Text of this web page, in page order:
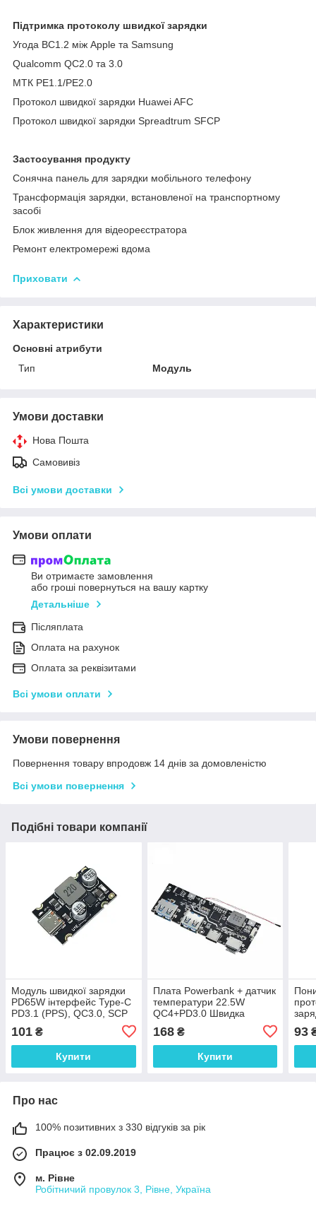
Підтримка протоколу швидкої зарядки
Угода BC1.2 між Apple та Samsung
Qualcomm QC2.0 та 3.0
МТК PE1.1/PE2.0
Протокол швидкої зарядки Huawei AFC
Протокол швидкої зарядки Spreadtrum SFCP
Застосування продукту
Сонячна панель для зарядки мобільного телефону
Трансформація зарядки, встановленої на транспортному
засобі
Блок живлення для відеореєстратора
Ремонт електромережі вдома
Приховати
Характеристики
Основні атрибути
Тип
Модуль
Умови доставки
Нова Пошта
Самовивіз
Всі умови доставки
Умови оплати
Ви отримаєте замовлення
або гроші повернуться на вашу картку
Детальніше
Післяплата
Оплата на рахунок
Оплата за реквізитами
Всі умови оплати
Умови повернення
Повернення товару впродовж 14 днів за домовленістю
Всі умови повернення
Подібні товари компанії
Модуль швидкої зарядки
PD65W інтерфейс Type-C
PD3.1 (PPS), QC3.0, SCP
101 ₴
Купити
Плата Powerbank + датчик
температури 22.5W
QC4+PD3.0 Швидка
пристрій li-ion
168₴
Купити
93
Про нас
100% позитивних з 330 відгуків за рік
Працює з 02.09.2019
м. Рівне
Робітничий провулок 3, Рівне, Україна